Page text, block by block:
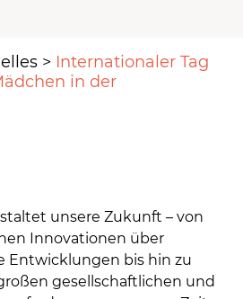
> Internationaler Tag
in der
unsere Zukunft – von
Innovationen über
Entwicklungen bis hin zu
gesellschaftlichen und